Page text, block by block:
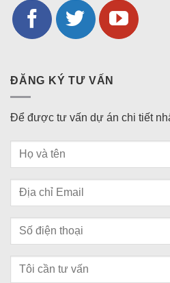
ĐĂNG KÝ TƯ VẤN
Để được tư vấn dự án chi tiết